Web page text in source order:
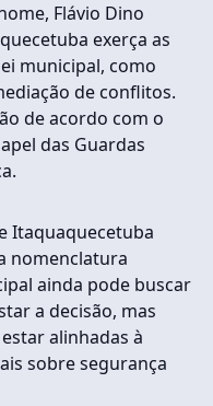
Flávio Dino
exerça as
municipal, como
de conflitos.
de acordo com o
das Guardas
Itaquaquecetuba
nomenclatura
ainda pode buscar
a decisão, mas
alinhadas à
sobre segurança